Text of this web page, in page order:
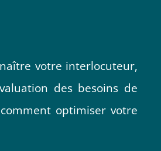
votre interlocuteur,
des besoins de
optimiser votre